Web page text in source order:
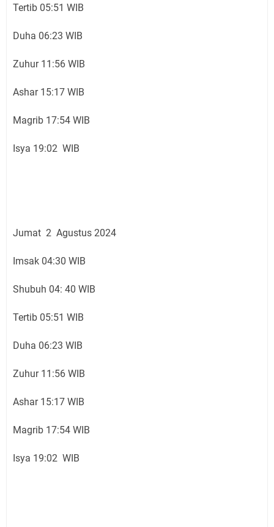
Tertib 05:51 WIB
Duha 06:23 WIB
Zuhur 11:56 WIB
Ashar 15:17 WIB
Magrib 17:54 WIB
Isya 19:02 WIB
Jumat 2 Agustus 2024
Imsak 04:30 WIB
Shubuh 04: 40 WIB
Tertib 05:51 WIB
Duha 06:23 WIB
Zuhur 11:56 WIB
Ashar 15:17 WIB
Magrib 17:54 WIB
Isya 19:02 WIB